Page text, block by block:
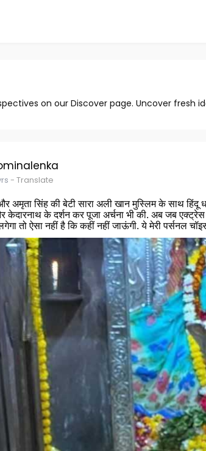
on our Discover page. Uncover fresh
- Translate
सिंह की बेटी सारा अली खान मुस्लिम के साथ हिंदू
केदारनाथ के दर्शन कर पूजा अर्चना भी की. अब जब
तो ऐसा नहीं है कि कहीं नहीं जाऊंगी. ये मेरी पर्सनल